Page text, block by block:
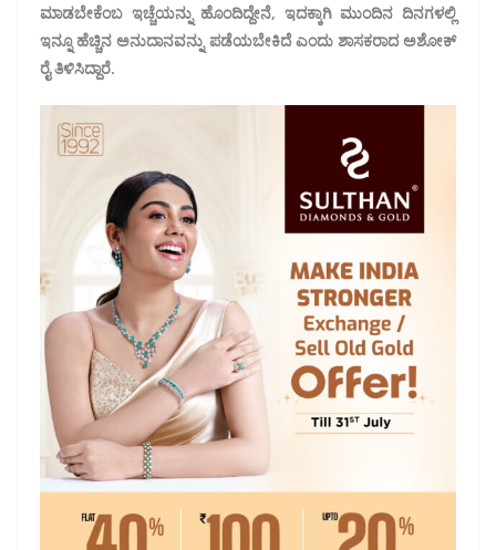
ಮಾಡಬೇಕೆಂಬ ಇಚ್ಚೆಯನ್ನು ಹೊಂದಿದ್ದೇನೆ, ಇದಕ್ಕಾಗಿ ಮುಂದಿನ ದಿನಗಳಲ್ಲಿ
ಇನ್ನೂ ಹೆಚ್ಚಿನ ಅನುದಾನವನ್ನು ಪಡೆಯಬೇಕಿದೆ ಎಂದು ಶಾಸಕರಾದ ಅಶೋಕ್
ರೈ ತಿಳಿಸಿದ್ದಾರೆ.